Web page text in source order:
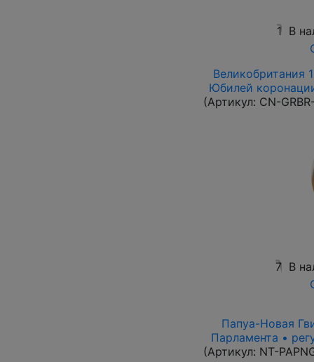
1 В
Великобритания
Юбилей
(Артикул: CN-
7 В
Папуа-Новая
Парламента •
(Артикул: NT-